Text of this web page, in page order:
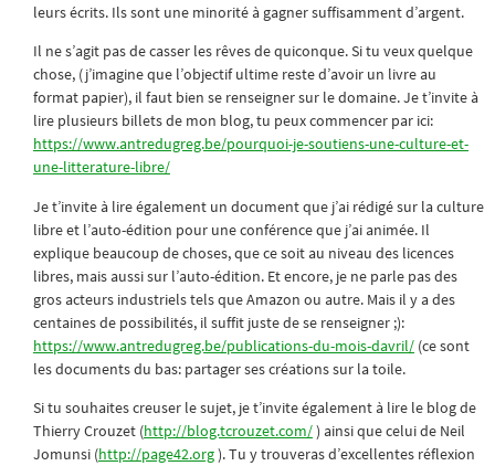
leurs écrits. Ils sont une minorité à gagner suffisamment d’argent.
Il ne s’agit pas de casser les rêves de quiconque. Si tu veux quelque
chose, (j’imagine que l’objectif ultime reste d’avoir un livre au
format papier), il faut bien se renseigner sur le domaine. Je t’invite à
lire plusieurs billets de mon blog, tu peux commencer par ici:
https://www.antredugreg.be/pourquoi-je-soutiens-une-culture-et-
une-litterature-libre/
Je t’invite à lire également un document que j’ai rédigé sur la culture
libre et l’auto-édition pour une conférence que j’ai animée. Il
explique beaucoup de choses, que ce soit au niveau des licences
libres, mais aussi sur l’auto-édition. Et encore, je ne parle pas des
gros acteurs industriels tels que Amazon ou autre. Mais il y a des
centaines de possibilités, il suffit juste de se renseigner ;):
https://www.antredugreg.be/publications-du-mois-davril/ (ce sont
les documents du bas: partager ses créations sur la toile.
Si tu souhaites creuser le sujet, je t’invite également à lire le blog de
Thierry Crouzet (http://blog.tcrouzet.com/) ainsi que celui de Neil
Jomunsi (http://page42.org). Tu y trouveras d’excellentes réflexion